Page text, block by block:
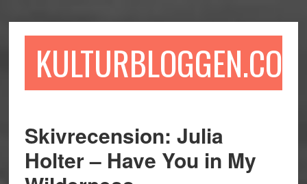
till
till
sidofältet
till
KULTURBLOGGEN.COM
Skivrecension: Julia
Holter – Have You in My